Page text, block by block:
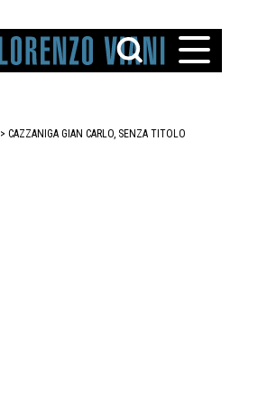
> CAZZANIGA GIAN CARLO, SENZA TITOLO